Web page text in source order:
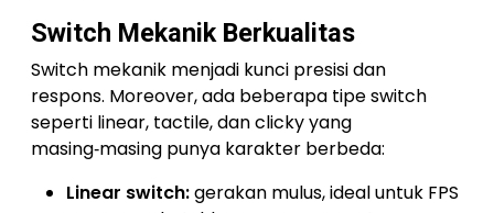
Switch Mekanik Berkualitas
Switch mekanik menjadi kunci presisi dan
respons. Moreover, ada beberapa tipe switch
seperti linear, tactile, dan clicky yang
masing‑masing punya karakter berbeda:
Linear switch:gerakan mulus, ideal untuk FPS